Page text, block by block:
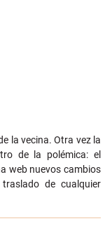
la vecina. Otra vez la
de la polémica: el
web nuevos cambios
de cualquier